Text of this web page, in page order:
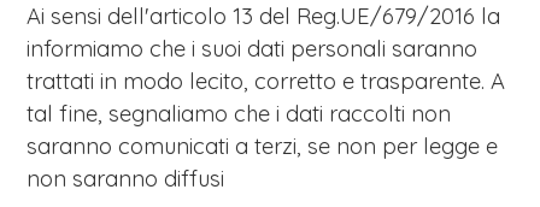
Ai sensi dell'articolo 13 del Reg.UE/679/2016 la
informiamo che i suoi dati personali saranno
trattati in modo lecito, corretto e trasparente. A
tal fine, segnaliamo che i dati raccolti non
saranno comunicati a terzi, se non per legge e
non saranno diffusi